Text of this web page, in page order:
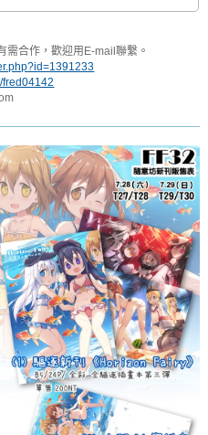
需合作，歡迎用E-mail聯繫。
fred04142